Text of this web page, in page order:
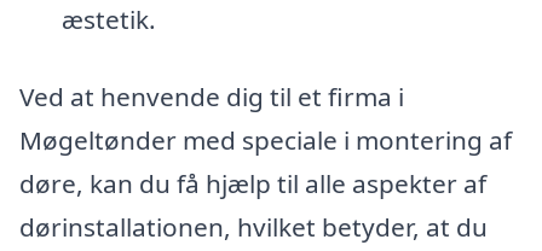
æstetik.
Ved at henvende dig til et firma i
Møgeltønder med speciale i montering af
døre, kan du få hjælp til alle aspekter af
dørinstallationen, hvilket betyder, at du